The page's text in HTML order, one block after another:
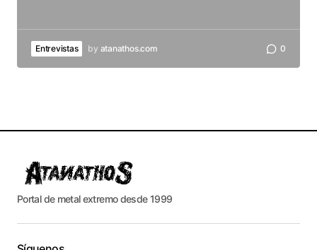
Entrevistas by atanathos.com 0
Portal de metal extremo desde 1999